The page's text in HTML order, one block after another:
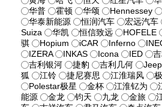
华普
霍顿 华颂 Hennessey
华泰新能源
恒润汽车 宏远汽车
Suiza
华凯 恒信致远 HOFELE
骐
Hopium iCAR Inferno
IZERA
INKAS Icona IED
吉利银河
捷豹 吉利几何 Jeep
狐
江铃 捷尼赛思 江淮瑞风
Polestar极星
金杯 江淮钇为
能源
金龙 钧天 九龙 金旅